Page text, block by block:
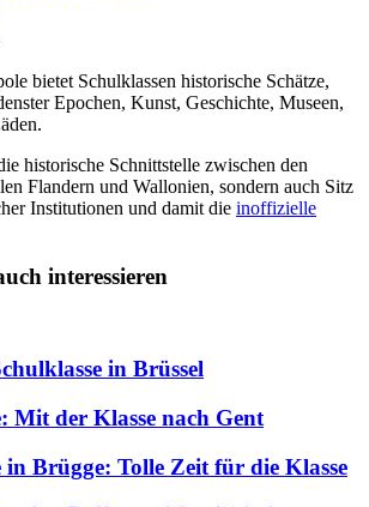
bietet Schulklassen historische Schätze,
Epochen, Kunst, Geschichte, Museen,
historische Schnittstelle zwischen den
Flandern und Wallonien, sondern auch Sitz
Institutionen und damit die inoffizielle
interessieren
in Brüssel
Mit der Klasse nach Gent
Brügge: Tolle Zeit für die Klasse